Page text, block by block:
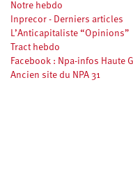
Notre hebdo
Inprecor - Derniers articles
L’Anticapitaliste “Opinions”
Tract hebdo
Facebook : Npa-infos Haute
Ancien site du NPA 31